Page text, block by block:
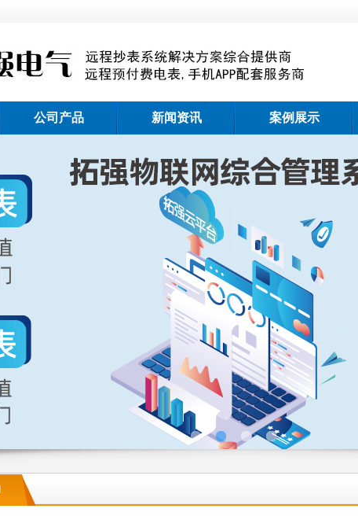
公司产品 新闻资讯 案例展示